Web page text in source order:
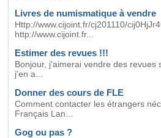
Livres de numismatique à vendre
Http://www.cijoint.fr/cj201110/
http://www.cijoint.fr...
Estimer des revues !!!
Bonjour, j'aimerai vendre des revues
j'en a...
Donner des cours de FLE
Comment contacter les étrangers
Français Lan...
Gog ou pas ?